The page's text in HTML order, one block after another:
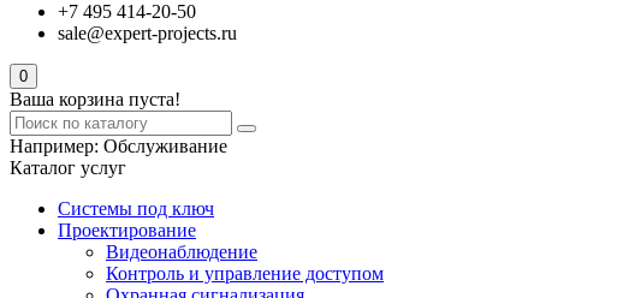
+7 495 414-20-50
sale@expert-projects.ru
0
Ваша корзина пуста!
Например: Обслуживание
Каталог услуг
Системы под ключ
Проектирование
Видеонаблюдение
Контроль и управление доступом